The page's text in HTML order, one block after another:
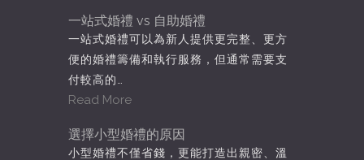
一站式婚禮 vs 自助婚禮
一站式婚禮可以為新人提供更完整、更方
便的婚禮籌備和執行服務，但通常需要支
付較高的…
Read More
選擇小型婚禮的原因
小型婚禮不僅省錢，更能打造出親密、溫